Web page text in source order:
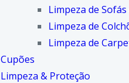
Limpeza de
Limpeza de
Limpeza de
Cupões
Limpeza & Proteção